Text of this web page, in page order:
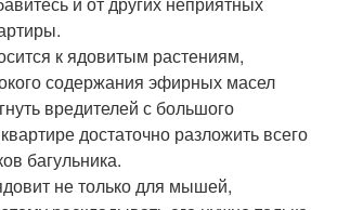
к ядовитым растениям,
содержания эфирных масел
вредителей с большого
достаточно разложить всего
багульника.
не только для мышей,